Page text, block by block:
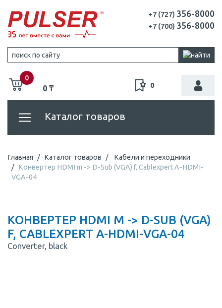
+7 (727) 356-8000
+7 (700) 356-8000
0
0 ₸ 0
Каталог товаров
Главная Каталог товаров
Кабели и переходники
Конвертер HDMI m -> D-Sub (VGA) f, Cablexpert A-HDMI-
VGA-04
КОНВЕРТЕР HDMI M -> D-SUB (VGA)
F, CABLEXPERT A-HDMI-VGA-04
Converter, black